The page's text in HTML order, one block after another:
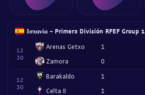
Ισπανία - Primera División RFEF Group 1
12
30
Arenas Getxo
Zamora
1
0
12
30
Barakaldo
Celta II
1
1